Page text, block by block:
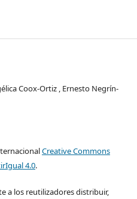
Coox-Ortiz , Ernesto Negrín-
Creative Commons
4.0.
a los reutilizadores distribuir,